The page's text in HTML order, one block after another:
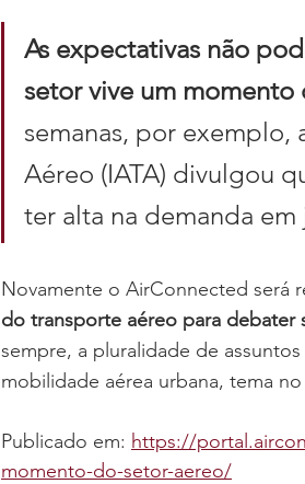
As expectativas não
setor vive um
semanas, por exemplo,
Aéreo (IATA) divulgou
ter alta na demanda
Novamente o AirConnected será
do transporte aéreo para debater
sempre, a pluralidade de
mobilidade aérea urbana, tema
Publicado em: https://
momento-do-setor-aereo/